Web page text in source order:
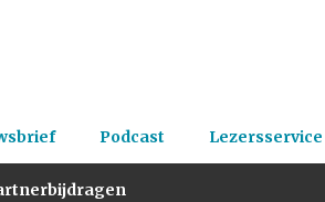
Podcast Lezersservice